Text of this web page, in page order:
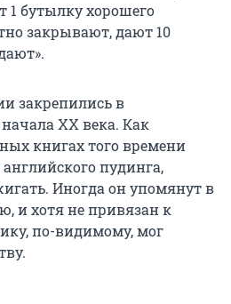
1 бутылку хорошего
закрывают, дают 10
закрепились в
начала ХХ века. Как
книгах того времени
пудинга,
Иногда он упомянут в
и хотя не привязан к
по-видимому, мог